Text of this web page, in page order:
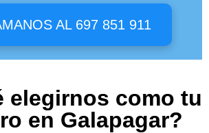
AL 697 851 911
elegirnos como tu
en Galapagar?